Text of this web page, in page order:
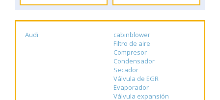
Audi
cabinblower
Filtro de aire
Compresor
Condensador
Secador
Válvula de EGR
Evaporador
Válvula expansión